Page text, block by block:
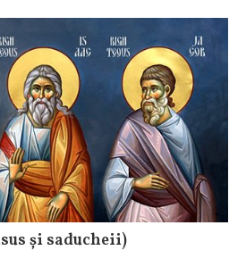
și saducheii)